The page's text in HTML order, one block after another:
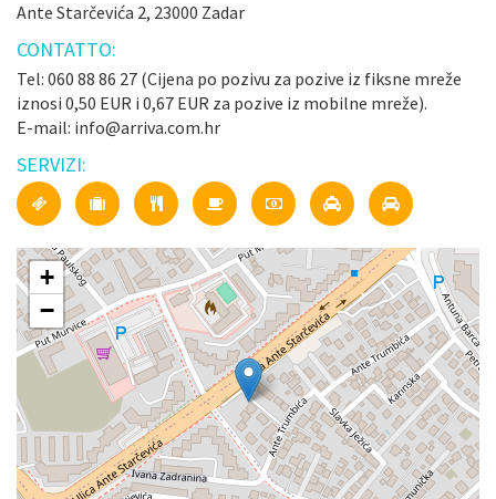
Ante Starčevića 2, 23000 Zadar
CONTATTO:
Tel: 060 88 86 27 (Cijena po pozivu za pozive iz fiksne mreže
iznosi 0,50 EUR i 0,67 EUR za pozive iz mobilne mreže).
E-mail: info@arriva.com.hr
SERVIZI:
+
−